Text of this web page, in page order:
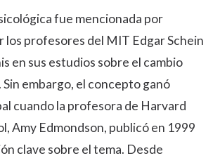
fue mencionada por
los profesores del MIT Edgar Schein
en sus estudios sobre el cambio
embargo, el concepto ganó
cuando la profesora de Harvard
Amy Edmondson, publicó en 1999
clave sobre el tema. Desde